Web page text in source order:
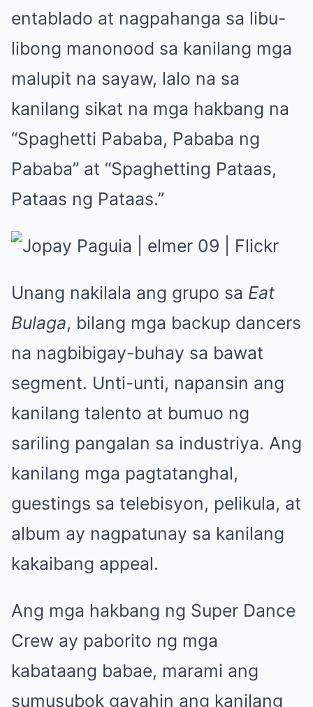
entablado at nagpahanga sa libu-
libong manonood sa kanilang mga
malupit na sayaw, lalo na sa
kanilang sikat na mga hakbang na
“Spaghetti Pababa, Pababa ng
Pababa” at “Spaghetting Pataas,
Pataas ng Pataas.”
Unang nakilala ang grupo sa Eat
Bulaga, bilang mga backup dancers
na nagbibigay-buhay sa bawat
segment. Unti-unti, napansin ang
kanilang talento at bumuo ng
sariling pangalan sa industriya. Ang
kanilang mga pagtatanghal,
guestings sa telebisyon, pelikula, at
album ay nagpatunay sa kanilang
kakaibang appeal.
Ang mga hakbang ng Super Dance
Crew ay paborito ng mga
kabataang babae, marami ang
sumusubok gayahin ang kanilang